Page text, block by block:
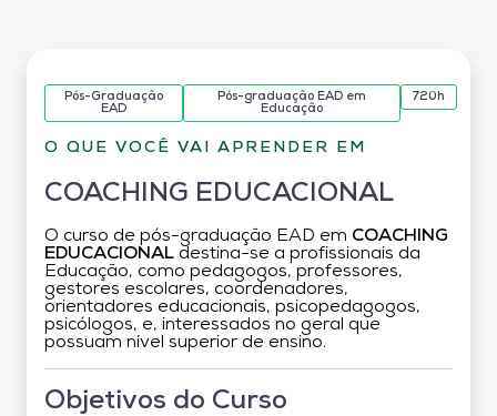
Pós-Graduação
EAD
Pós-graduação EAD em
Educação
720h
O QUE VOCÊ VAI APRENDER EM
COACHING EDUCACIONAL
O curso de pós-graduação EAD em COACHING
EDUCACIONAL destina-se a profissionais da
Educação, como pedagogos, professores,
gestores escolares, coordenadores,
orientadores educacionais, psicopedagogos,
psicólogos, e, interessados no geral que
possuam nível superior de ensino.
Objetivos do Curso